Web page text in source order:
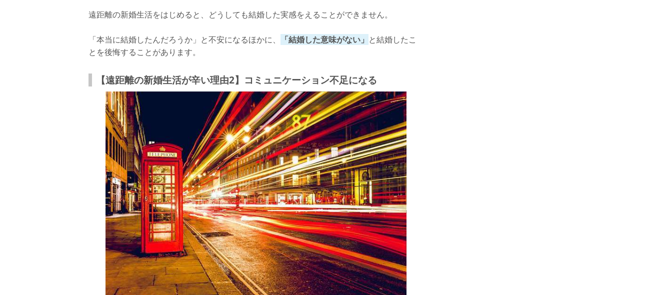
遠距離の新婚生活をはじめると、どうしても結婚した実感をえることができません。
「本当に結婚したんだろうか」と不安になるほかに、 「結婚した意味がない」 と結婚したこ
とを後悔することがあります。
【遠距離の新婚生活が辛い理由2】コミュニケーション不足になる